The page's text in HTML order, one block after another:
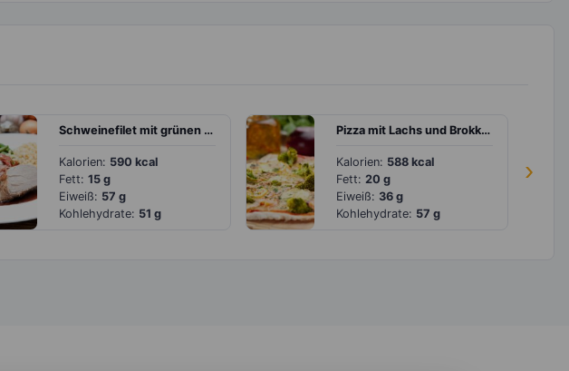
›
Schweinefilet mit grünen Bohnen und Reis
Kalorien: 590 kcal
Fett: 15 g
Eiweiß: 57 g
Kohlehydrate: 51 g
Pizza mit Lachs und Brokkoli
Kalorien: 588 kcal
Fett: 20 g
Eiweiß: 36 g
Kohlehydrate: 57 g